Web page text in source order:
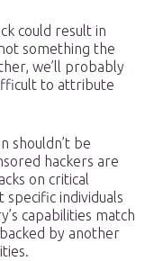
could result in
something the
we’ll probably
to attribute
shouldn’t be
hackers are
on critical
individuals
capabilities match
by another